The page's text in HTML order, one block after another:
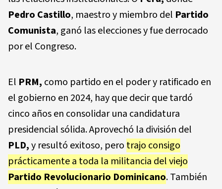
Pedro Castillo, maestro y miembro del Partido
Comunista, ganó las elecciones y fue derrocado
por el Congreso.
El PRM, como partido en el poder y ratificado en
el gobierno en 2024, hay que decir que tardó
cinco años en consolidar una candidatura
presidencial sólida. Aprovechó la división del
PLD,y resultó exitoso, pero trajo consigo
prácticamente a toda la militancia del viejo
Partido Revolucionario Dominicano. También